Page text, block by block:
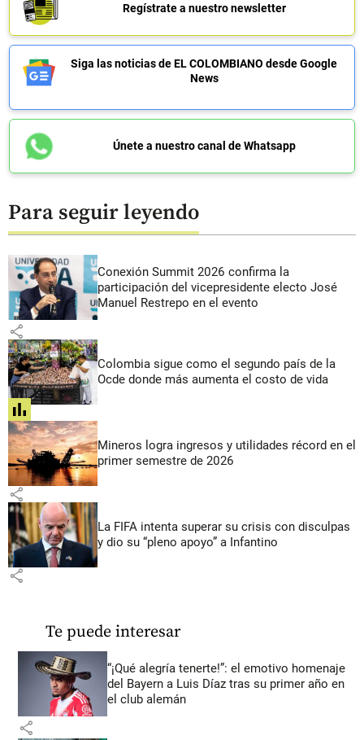
Regístrate a nuestro newsletter
Siga las noticias de EL COLOMBIANO desde Google
News
Únete a nuestro canal de Whatsapp
Para seguir leyendo
Conexión Summit 2026 confirma la
participación del vicepresidente electo José
Manuel Restrepo en el evento
share
Colombia sigue como el segundo país de la
Ocde donde más aumenta el costo de vida
share
Mineros logra ingresos y utilidades récord en el
primer semestre de 2026
share
La FIFA intenta superar su crisis con disculpas
y dio su “pleno apoyo” a Infantino
share
Te puede interesar
“¡Qué alegría tenerte!”: el emotivo homenaje
del Bayern a Luis Díaz tras su primer año en
el club alemán
share